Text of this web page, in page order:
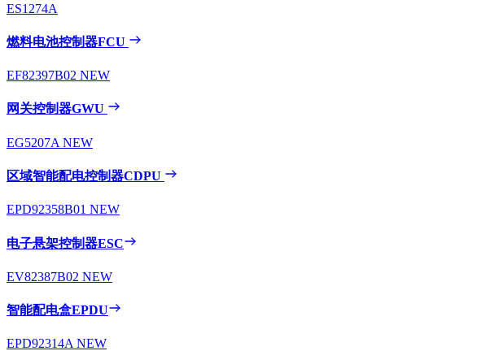
ES1274A
燃料电池控制器FCU
EF82397B02 NEW
网关控制器GWU
EG5207A NEW
区域智能配电控制器CDPU
EPD92358B01 NEW
电子悬架控制器ESC
EV82387B02 NEW
智能配电盒EPDU
EPD92314A NEW